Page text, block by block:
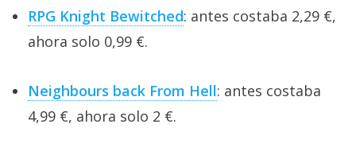
RPG Knight Bewitched: antes costaba 2,29 €,
ahora solo 0,99 €.
Neighbours back From Hell: antes costaba
4,99 €, ahora solo 2 €.